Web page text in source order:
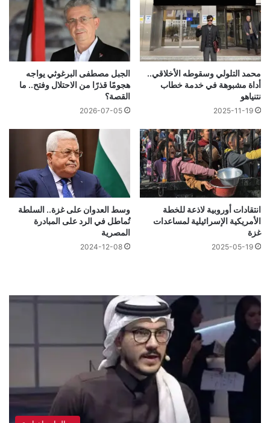
محمد التلولي وسقوطه الأخلاقي..
أداة مشبوهة في خدمة خطاب
نتنياهو
2025-11-19
الجبل مصطفى البرغوثي يواجه
هجومًا قذرًا من الاحتلال وفتح.. ما
القصة؟
2026-07-05
انتقادات أوروبية لاذعة للخطة
الأمريكية الإسرائيلية لمساعدات
غزة
2025-05-19
وسط العدوان على غزة.. السلطة
تُماطل في الرد على المبادرة
المصرية
2024-12-08